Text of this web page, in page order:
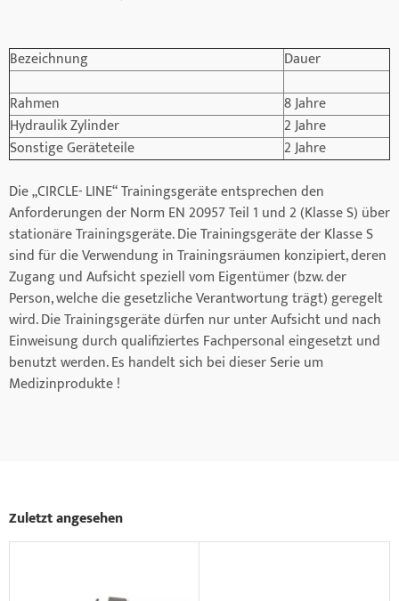
Bezeichnung
Dauer
Rahmen
8 Jahre
Hydraulik Zylinder
2 Jahre
Sonstige Geräteteile
2 Jahre
Die „CIRCLE- LINE“ Trainingsgeräte entsprechen den
Anforderungen der Norm EN 20957 Teil 1 und 2 (Klasse S) über
stationäre Trainingsgeräte. Die Trainingsgeräte der Klasse S
sind für die Verwendung in Trainingsräumen konzipiert, deren
Zugang und Aufsicht speziell vom Eigentümer (bzw. der
Person, welche die gesetzliche Verantwortung trägt) geregelt
wird. Die Trainingsgeräte dürfen nur unter Aufsicht und nach
Einweisung durch qualifiziertes Fachpersonal eingesetzt und
benutzt werden. Es handelt sich bei dieser Serie um
Medizinprodukte !
Zuletzt angesehen